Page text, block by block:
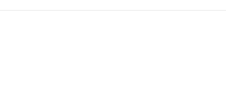
민들이 즐겨 찾…
인은 오는 30일까지 전자신고 또는
털 장애를 재난 수준으로 관리하고